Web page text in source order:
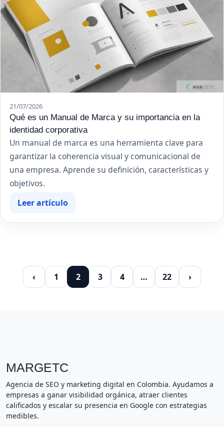
21/07/2026
Qué es un Manual de Marca y su importancia en la
identidad corporativa
Un manual de marca es una herramienta clave para
garantizar la coherencia visual y comunicacional de
una empresa. Aprende su definición, características y
objetivos.
Leer artículo
‹ 1 2 3 4 … 22 ›
MARGETC
Agencia de SEO y marketing digital en Colombia. Ayudamos a
empresas a ganar visibilidad orgánica, atraer clientes
calificados y escalar su presencia en Google con estrategias
medibles.